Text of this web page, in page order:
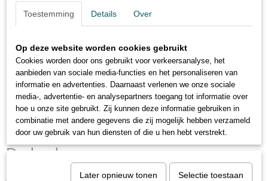
Belakos - Attico Visgraat XL 82 -
Dryback
Toestemming Details Over
Op deze website worden cookies gebruikt
Cookies worden door ons gebruikt voor verkeersanalyse, het
aanbieden van sociale media-functies en het personaliseren van
informatie en advertenties. Daarnaast verlenen we onze sociale
media-, advertentie- en analysepartners toegang tot informatie over
hoe u onze site gebruikt. Zij kunnen deze informatie gebruiken in
combinatie met andere gegevens die zij mogelijk hebben verzameld
door uw gebruik van hun diensten of die u hen hebt verstrekt.
Later opnieuw tonen Selectie toestaan